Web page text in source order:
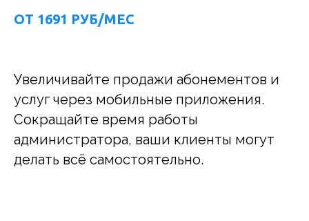
ОТ 1691 РУБ/МЕС
Увеличивайте продажи абонементов и
услуг через мобильные приложения.
Сокращайте время работы
администратора, ваши клиенты могут
делать всё самостоятельно.